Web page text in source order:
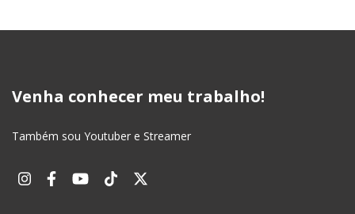
Venha conhecer meu trabalho!
Também sou Youtuber e Streamer